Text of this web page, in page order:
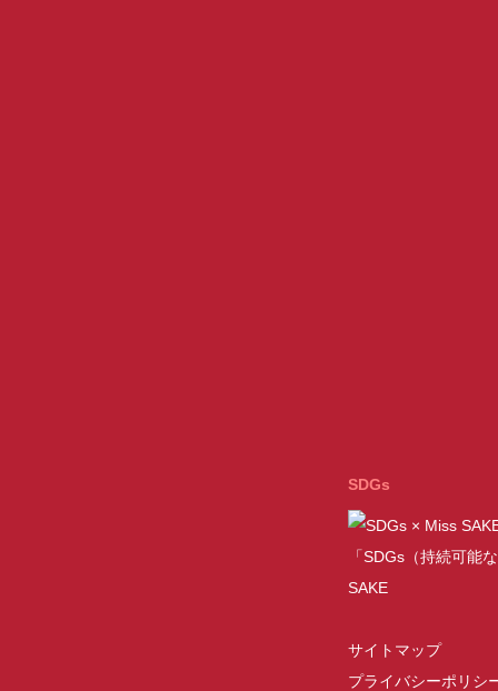
SDGs
「SDGs（持続可能
SAKE
サイトマップ
プライバシーポリシ